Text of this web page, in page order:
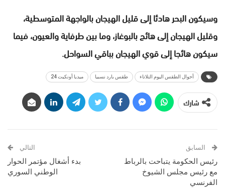
وسيكون البحر هادئا إلى قليل الهيجان بالواجهة المتوسطية،
وقليل الهيجان إلى هائج بالبوغاز، وما بين طرفاية والعيون، فيما
سيكون هائجا إلى قوي الهيجان بباقي السواحل.
أحوال الطقس اليوم التلاتاء طقس بارد نسبيا ميديا أونكيت 24
شارك
السابق
رئيس الحكومة يتباحت بالرباط
مع رئيس مجلس الشيوخ
الفرنسي
التالي
بدء أشغال مؤتمر الحوار
الوطني السوري